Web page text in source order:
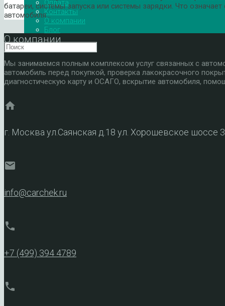
Оплата
Контакты
О компании
Блог
батареи, системы запуска или системы зарядки. Что
автомобиля…
О компании
Мы занимаемся полным комплексом услуг связанных с
автомобиль перед покупкой, проверка лакокрасочного
диагностическую карту и ОСАГО, вскрытие автомобиля,
home
г. Москва ул.Саянская д.18 ул. Хорошевское шоссе
mail
info@carchek.ru
phone
+7 (499) 394 4789
phone